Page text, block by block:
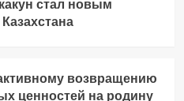
стал новым
возвращению
ценностей на родину